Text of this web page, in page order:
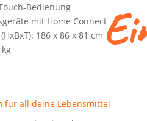
Bedie­nung
mit Home Con­nect
186 x 86 x 81 cm
für all dei­ne Lebensmittel